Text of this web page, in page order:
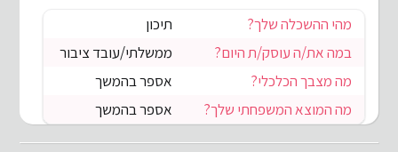
מהי ההשכלה שלך?
תיכון
במה את/ה עוסק/ת היום?
ממשלתי/עובד ציבור
מה מצבך הכלכלי?
אספר בהמשך
מה המוצא המשפחתי שלך?
אספר בהמשך